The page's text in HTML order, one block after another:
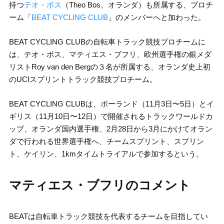
持つテオ・ボス
（Theo Bos、オランダ）も所属する、プロチ
ーム「BEAT CYCLING CLUB」のメンバーへと加わった。
BEAT CYCLING CLUBの自転車トラック競技プロチームに
は、テオ・ボス、マティエス・ブフリ、欧州選手権の銀メダ
リストRoy van den Bergの３名が所属する、オランダ史上初
のUCIスプリントトラック競技プロチーム。
BEAT CYCLING CLUBは、ポーランド（11月3日〜5日）とイ
ギリス（11月10日〜12日）で開催されるトラックワールドカ
ップ、オランダ国内選手権、2月28日から3月にかけてオラン
ダで行われる世界選手権へ、チームスプリント、スプリン
ト、ケイリン、1kmタイムトライアルで参加するという。
マティエス・ブフリのコメント
BEATは自転車トラック競技を代表するチームを目指してい